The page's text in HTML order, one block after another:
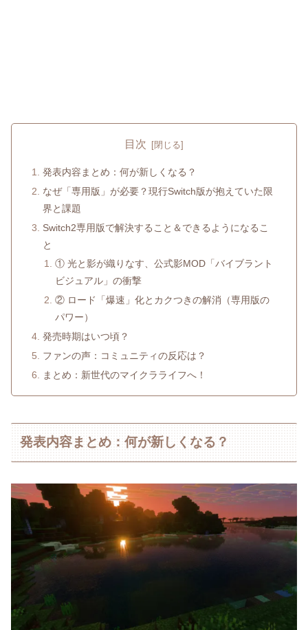
目次
発表内容まとめ：何が新しくなる？
なぜ「専用版」が必要？現行Switch版が抱えていた限
界と課題
Switch2専用版で解決すること＆できるようになるこ
と
① 光と影が織りなす、公式影MOD「バイブラント
ビジュアル」の衝撃
② ロード「爆速」化とカクつきの解消（専用版の
パワー）
発売時期はいつ頃？
ファンの声：コミュニティの反応は？
まとめ：新世代のマイクラライフへ！
発表内容まとめ：何が新しくなる？